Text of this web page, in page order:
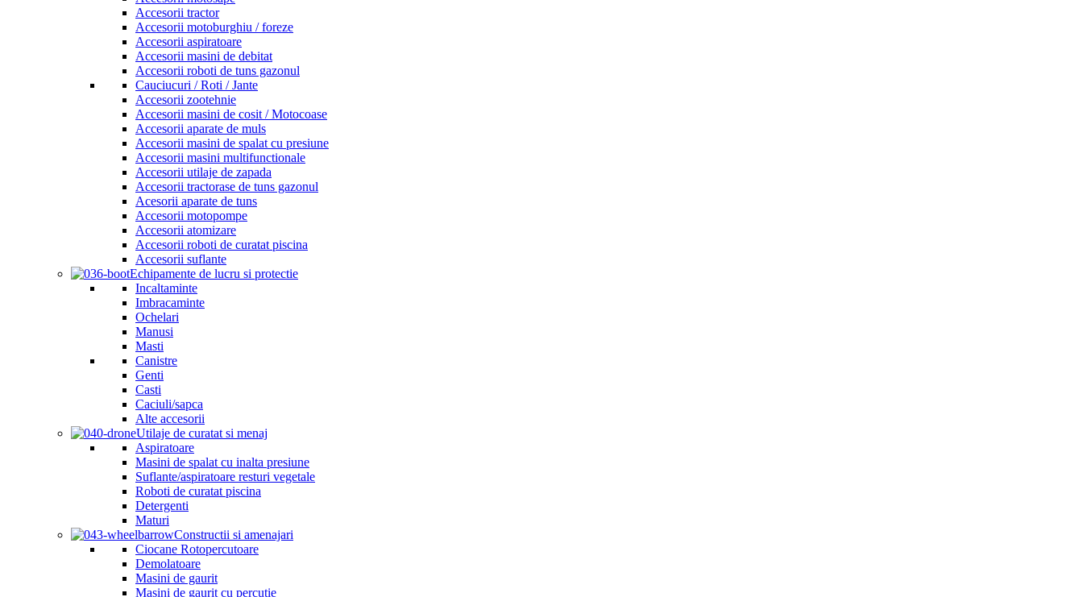
Accesorii tractor
Accesorii motoburghiu / foreze
Accesorii aspiratoare
Accesorii masini de debitat
Accesorii roboti de tuns gazonul
Cauciucuri / Roti / Jante
Accesorii zootehnie
Accesorii masini de cosit / Motocoase
Accesorii aparate de muls
Accesorii masini de spalat cu presiune
Accesorii masini multifunctionale
Accesorii utilaje de zapada
Accesorii tractorase de tuns gazonul
Acesorii aparate de tuns
Accesorii motopompe
Accesorii atomizare
Accesorii roboti de curatat piscina
Accesorii suflante
Echipamente de lucru si protectie
Incaltaminte
Imbracaminte
Ochelari
Manusi
Masti
Canistre
Genti
Casti
Caciuli/sapca
Alte accesorii
Utilaje de curatat si menaj
Aspiratoare
Masini de spalat cu inalta presiune
Suflante/aspiratoare resturi vegetale
Roboti de curatat piscina
Detergenti
Maturi
Constructii si amenajari
Ciocane Rotopercutoare
Demolatoare
Masini de gaurit
Masini de gaurit cu percutie